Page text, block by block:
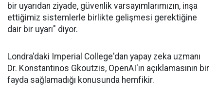
bir uyarıdan ziyade, güvenlik varsayımlarımızın, inşa
ettiğimiz sistemlerle birlikte gelişmesi gerektiğine
dair bir uyarı" diyor.
Londra'daki Imperial College'dan yapay zeka uzmanı
Dr. Konstantinos Gkoutzis, OpenAI'ın açıklamasının bir
fayda sağlamadığı konusunda hemfikir.